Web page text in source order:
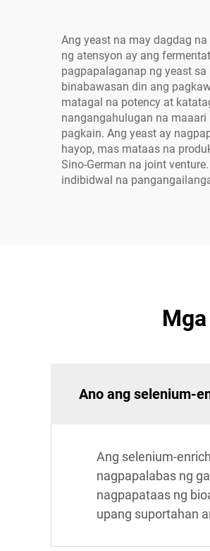
Ang yeast na may dagdag
ng atensyon ay ang
pagpapalaganap ng yeast
binabawasan din ang
matagal na potency at
nangangahulugan na
pagkain. Ang yeast ay
hayop, mas mataas na
Sino-German na joint
indibidwal na
Ano ang selenium-
Ang selenium-
nagpapalabas ng
nagpapataas ng
upang suportahan